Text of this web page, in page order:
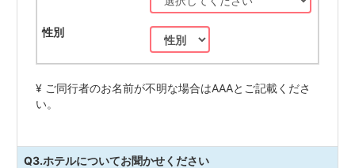
¥ ご同行者のお名前が不明な場合はAAAとご記載くださ
い。
Q3.ホテルについてお聞かせください